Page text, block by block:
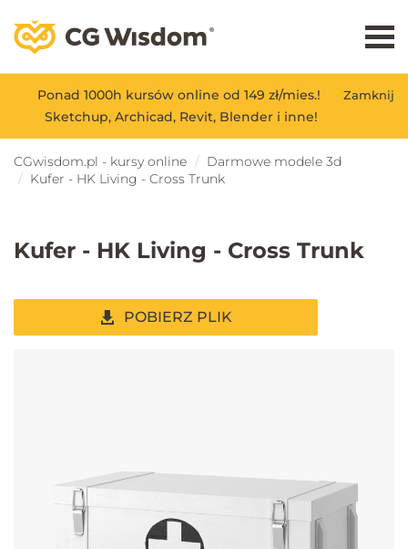
Zamknij
Ponad 1000h kursów online od 149 zł/mies.!
Sketchup, Archicad, Revit, Blender i inne!
CGwisdom.pl - kursy online
Darmowe modele 3d
Kufer - HK Living - Cross Trunk
Kufer - HK Living - Cross Trunk
POBIERZ PLIK